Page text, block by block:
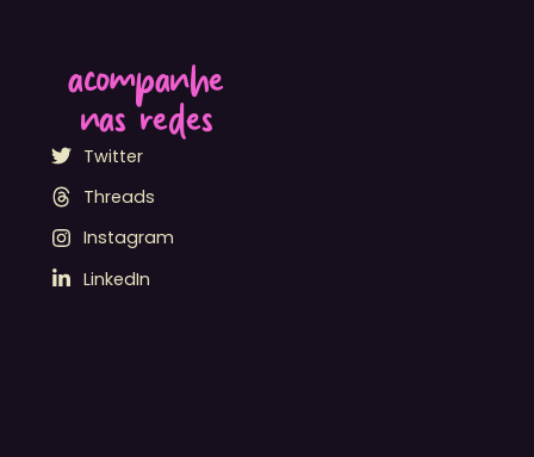
acompanhe
nas redes
Twitter
Threads
Instagram
LinkedIn